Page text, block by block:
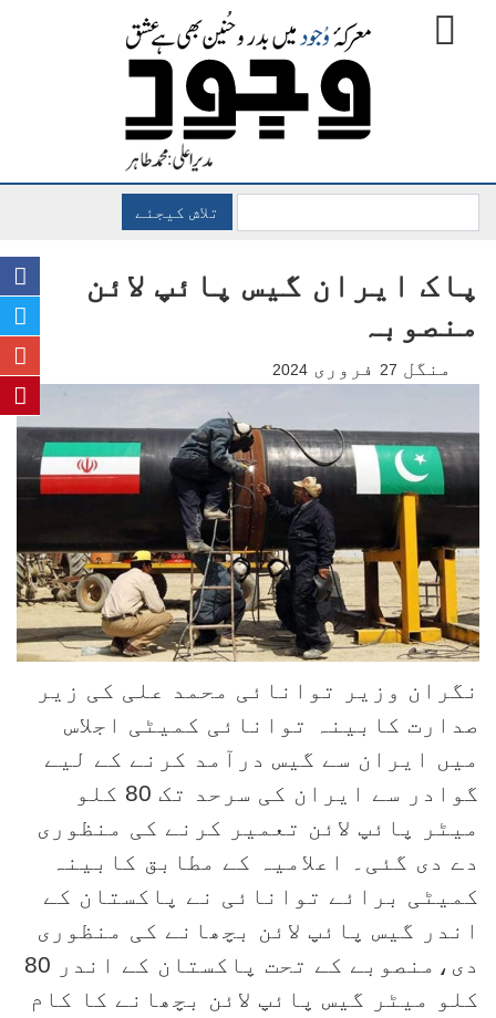
تلاش کیجئے
پاک ایران گیس پائپ لائن
منصوبہ
منگل 27 فروری 2024
نگران وزیر توانائی محمد علی کی زیر
صدارت کابینہ توانائی کمیٹی اجلاس
میں ایران سے گیس درآمد کرنے کے لیے
گوادر سے ایران کی سرحد تک 80 کلو
میٹر پائپ لائن تعمیر کرنے کی منظوری
دے دی گئی۔ اعلامیہ کے مطابق کابینہ
کمیٹی برائے توانائی نے پاکستان کے
اندر گیس پائپ لائن بچھانے کی منظوری
دی،منصوبے کے تحت پاکستان کے اندر 80
کلو میٹر گیس پائپ لائن بچھانے کا کام